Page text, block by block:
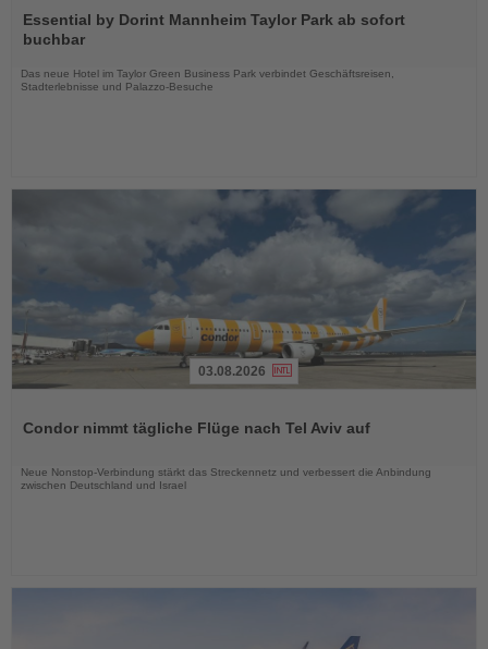
Sie
die
Essential by Dorint Mannheim Taylor Park ab sofort
buchbar
Das neue Hotel im Taylor Green Business Park verbindet Geschäftsreisen,
Stadterlebnisse und Palazzo-Besuche
die
03.08.2026
Condor nimmt tägliche Flüge nach Tel Aviv auf
Neue Nonstop-Verbindung stärkt das Streckennetz und verbessert die Anbindung
zwischen Deutschland und Israel